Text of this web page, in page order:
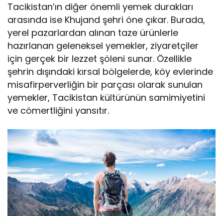
Tacikistan’ın diğer önemli yemek durakları
arasında ise Khujand şehri öne çıkar. Burada,
yerel pazarlardan alınan taze ürünlerle
hazırlanan geleneksel yemekler, ziyaretçiler
için gerçek bir lezzet şöleni sunar. Özellikle
şehrin dışındaki kırsal bölgelerde, köy evlerinde
misafirperverliğin bir parçası olarak sunulan
yemekler, Tacikistan kültürünün samimiyetini
ve cömertliğini yansıtır.